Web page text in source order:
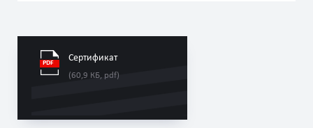
Сертификат
(60,9 КБ, pdf)